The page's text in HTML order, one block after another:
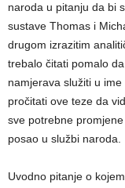
naroda u pitanju da bi
sustave Thomas i
drugom izrazitim
trebalo čitati pomalo
namjerava služiti u
pročitati ove teze da
sve potrebne
posao u službi naroda.
Uvodno pitanje o